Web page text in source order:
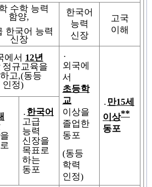
수학 능력
함양,
한국어 능력
신장
한국어
능력
신장
고국
이해
에서 12년
정규교육을
고 ,(동등
인정)
․
외국에
서
초등학
교
이상을
졸업한
동포
(동등
학력
인정)
․ 만15세
이상**
동포
을
․ 한국어
고급
능력
신장을
목표로
하는
동포